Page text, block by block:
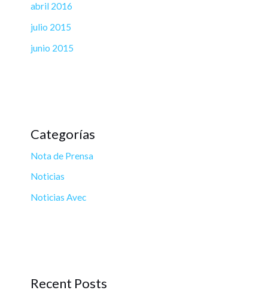
abril 2016
julio 2015
junio 2015
Categorías
Nota de Prensa
Noticias
Noticias Avec
Recent Posts